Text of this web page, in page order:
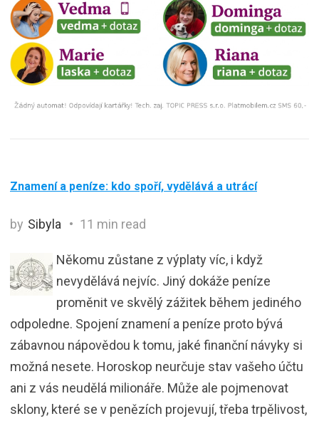
Znamení a peníze: kdo spoří, vydělává a utrácí
by Sibyla 11 min read
Někomu zůstane z výplaty víc, i když
nevydělává nejvíc. Jiný dokáže peníze
proměnit ve skvělý zážitek během jediného
odpoledne. Spojení znamení a peníze proto bývá
zábavnou nápovědou k tomu, jaké finanční návyky si
možná nesete. Horoskop neurčuje stav vašeho účtu
ani z vás neudělá milionáře. Může ale pojmenovat
sklony, které se v penězích projevují, třeba trpělivost,